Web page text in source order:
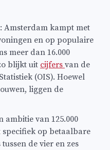
Amsterdam kampt met
en op populaire
meer dan 16.000
blijkt uit cijfers van de
(OIS). Hoewel
liggen de
ambitie van 125.000
specifiek op betaalbare
de vier en zes